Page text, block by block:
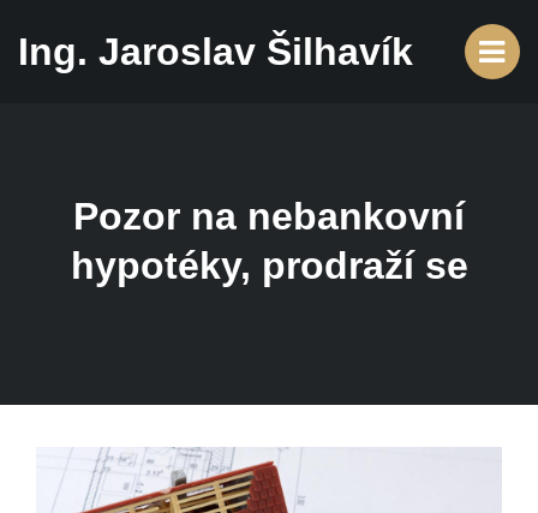
Ing. Jaroslav Šilhavík
Pozor na nebankovní
hypotéky, prodraží se